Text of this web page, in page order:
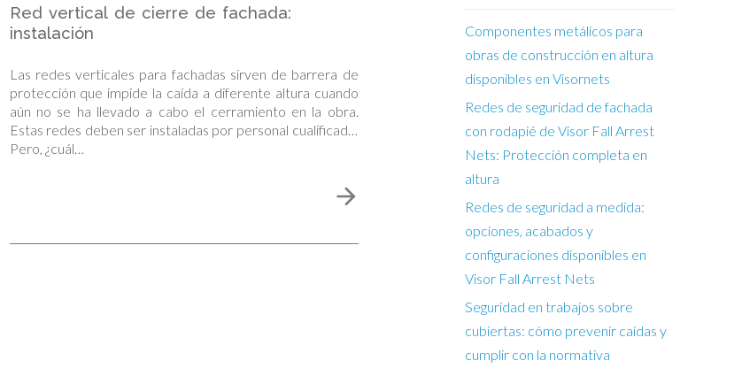
Red vertical de cierre de fachada:
instalación
Las redes verticales para fachadas sirven de barrera de
protección que impide la caída a diferente altura cuando
aún no se ha llevado a cabo el cerramiento en la obra.
Estas redes deben ser instaladas por personal cualificado.
Pero, ¿cuál…
Componentes metálicos para
obras de construcción en altura
disponibles en Visornets
Redes de seguridad de fachada
con rodapié de Visor Fall Arrest
Nets: Protección completa en
altura
Redes de seguridad a medida:
opciones, acabados y
configuraciones disponibles en
Visor Fall Arrest Nets
Seguridad en trabajos sobre
cubiertas: cómo prevenir caídas y
cumplir con la normativa